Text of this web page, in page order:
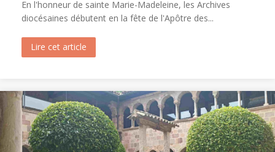
En l'honneur de sainte Marie-Madeleine, les Archives
diocésaines débutent en la fête de l'Apôtre des...
Lire cet article